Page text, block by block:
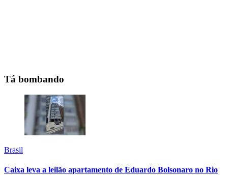
Tá bombando
Brasil
Caixa leva a leilão apartamento de Eduardo Bolsonaro no Rio